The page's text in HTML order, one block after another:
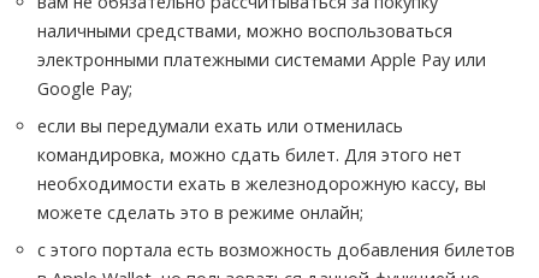
наличными средствами, можно воспользоваться
электронными платежными системами Apple Pay или
Google Pay;
если вы передумали ехать или отменилась
командировка, можно сдать билет. Для этого нет
необходимости ехать в железнодорожную кассу, вы
можете сделать это в режиме онлайн;
с этого портала есть возможность добавления билетов